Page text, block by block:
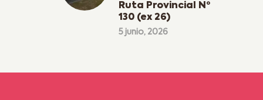
Ruta Provincial Nº
130 (ex 26)
5 junio, 2026